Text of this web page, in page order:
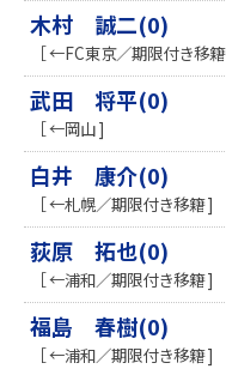
木村 誠二(0)
［ ←FC東京／期限付き移
武田 将平(0)
［ ←岡山 ]
白井 康介(0)
［ ←札幌／期限付き移籍 ]
荻原 拓也(0)
［ ←浦和／期限付き移籍 ]
福島 春樹(0)
［ ←浦和／期限付き移籍 ]